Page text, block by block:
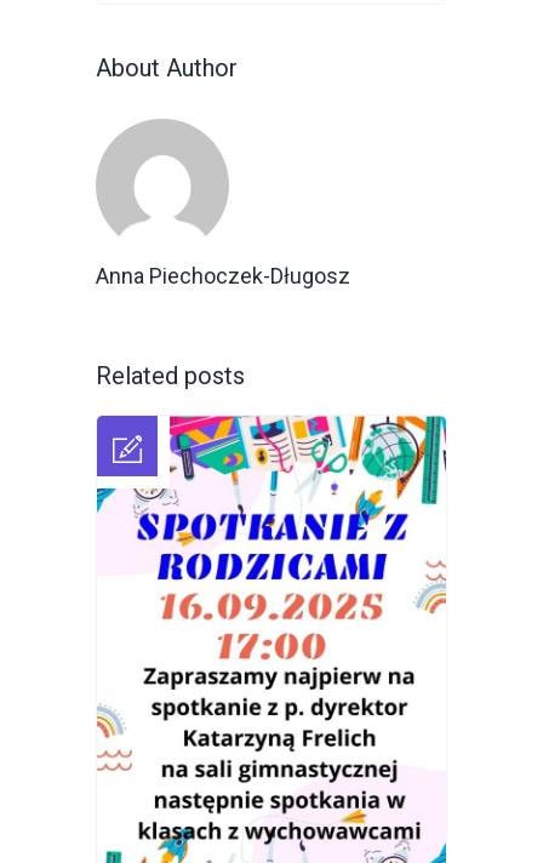
About Author
Anna Piechoczek-Długosz
Related posts